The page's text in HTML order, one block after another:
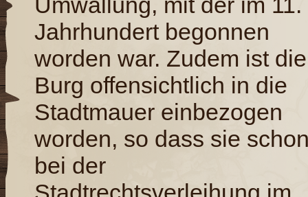
Jahrhundert begonnen
worden war. Zudem ist die
Burg offensichtlich in die
Stadtmauer einbezogen
worden, so dass sie
bei der